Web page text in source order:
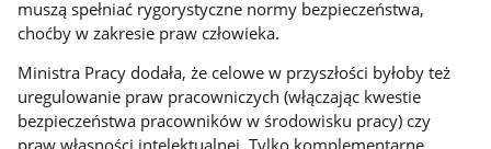
muszą spełniać rygorystyczne normy bezpieczeństwa,
choćby w zakresie praw człowieka.
Ministra Pracy dodała, że celowe w przyszłości byłoby też
uregulowanie praw pracowniczych (włączając kwestie
bezpieczeństwa pracowników w środowisku pracy) czy